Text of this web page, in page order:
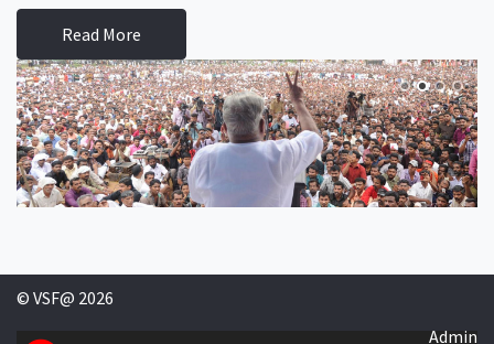
Read More
© VSF@ 2026
Admin